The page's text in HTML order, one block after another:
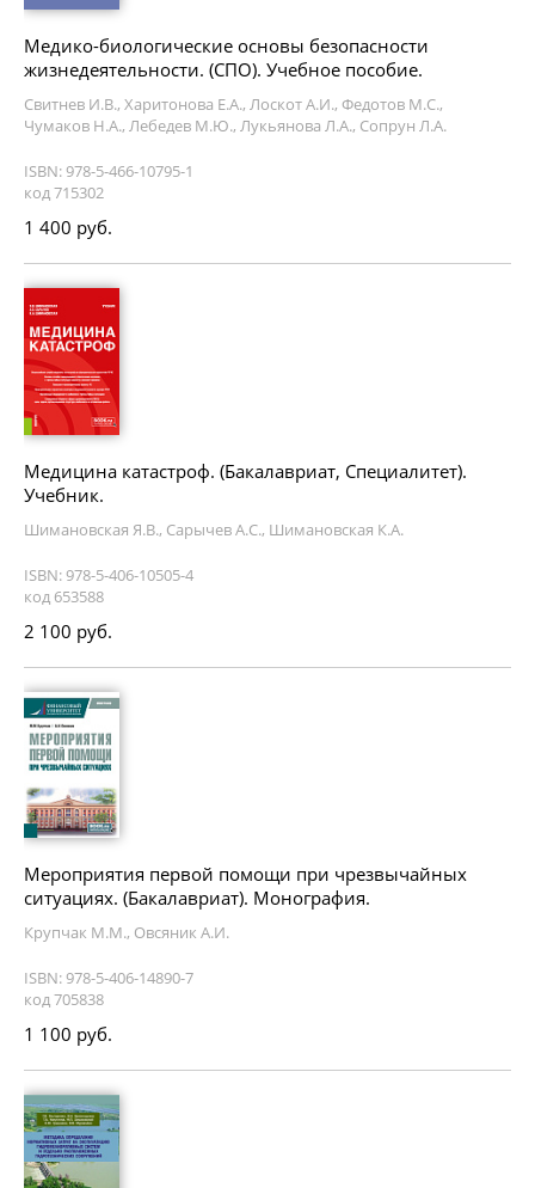
Медико-биологические основы безопасности
жизнедеятельности. (СПО). Учебное пособие.
Свитнев И.В., Харитонова Е.А., Лоскот А.И., Федотов М.С.,
Чумаков Н.А., Лебедев М.Ю., Лукьянова Л.А., Сопрун Л.А.
ISBN: 978-5-466-10795-1
код 715302
1 400 руб.
Медицина катастроф. (Бакалавриат, Специалитет).
Учебник.
Шимановская Я.В., Сарычев А.С., Шимановская К.А.
ISBN: 978-5-406-10505-4
код 653588
2 100 руб.
Мероприятия первой помощи при чрезвычайных
ситуациях. (Бакалавриат). Монография.
Крупчак М.М., Овсяник А.И.
ISBN: 978-5-406-14890-7
код 705838
1 100 руб.